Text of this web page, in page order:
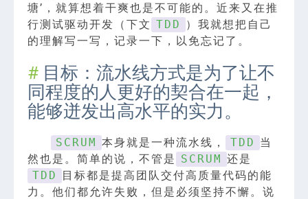
塘’，就算想着干爽也是不可能的。近来又在推
行测试驱动开发（下文 TDD
）我就想把自己
的理解写一写，记录一下，以免忘记了。
目标：流水线方式是为了让不
同程度的人更好的契合在一起，
能够迸发出高水平的实力。
SCRUM 本身就是一种流水线， TDD
当
然也是。简单的说，不管是
SCRUM 还是
TDD
目标都是提高团队交付高质量代码的能
力。他们都允许失败，但是必须坚持不懈。说